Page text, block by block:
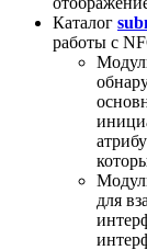
Каталог
работы с
для